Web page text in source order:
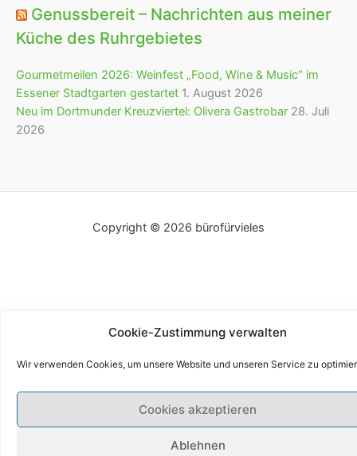
Cookie-Zustimmung verwalten
Wir verwenden Cookies, um unsere Website und unseren Service zu
Cookies akzeptieren
Ablehnen
Genussbereit – Nachrichten aus meiner
Küche des Ruhrgebietes
Gourmetmeilen 2026: Weinfest „Food, Wine & Music“ im
Essener Stadtgarten gestartet 1. August 2026
Neu im Dortmunder Kreuzviertel: Olivera Gastrobar 28. Juli
2026
Copyright © 2026 bürofürvieles